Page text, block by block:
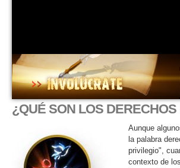
¿QUÉ SON LOS
Aunque
la palabra
privilegio",
contexto de